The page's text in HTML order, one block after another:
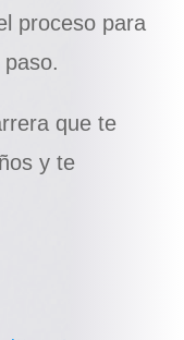
proceso para
que te
y te